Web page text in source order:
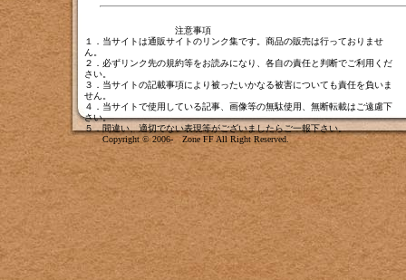
注意事項
１．当サイトは通販サイトのリンク集です。商品の販売は行っておりませ
ん。
２．必ずリンク先の規約等をお読みになり、各自の責任と判断でご利用くだ
さい。
３．当サイトの記載事項により被ったいかなる被害についても責任を負いま
せん。
４．当サイトで使用している記事、画像等の無駄使用、無断転載はご遠慮下
さい。
５．間違い、適切でない表現等がございましたら ご一報下さい
Copyright © 2006- Zone FF All Right Reserved.